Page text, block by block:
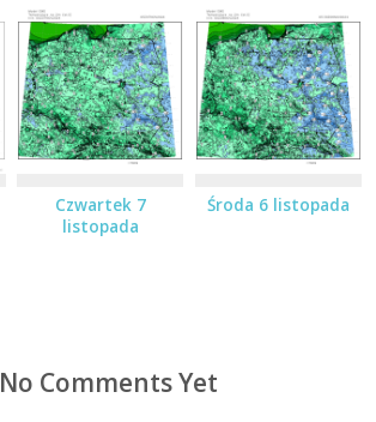
Czwartek 7
listopada
Środa 6 listopada
No Comments Yet